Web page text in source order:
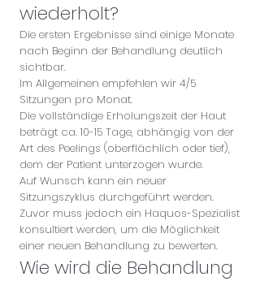
wiederholt?
Die ersten Ergebnisse sind einige Monate
nach Beginn der Behandlung deutlich
sichtbar.
Im Allgemeinen empfehlen wir 4/5
Sitzungen pro Monat.
Die vollständige Erholungszeit der Haut
beträgt ca. 10-15 Tage, abhängig von der
Art des Peelings (oberflächlich oder tief),
dem der Patient unterzogen wurde.
Auf Wunsch kann ein neuer
Sitzungszyklus durchgeführt werden.
Zuvor muss jedoch ein Haquos-Spezialist
konsultiert werden, um die Möglichkeit
einer neuen Behandlung zu bewerten.
Wie wird die Behandlung